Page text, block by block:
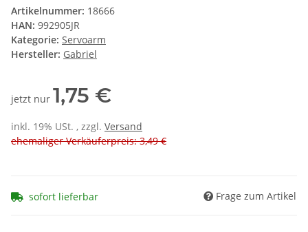
Artikelnummer: 18666
HAN: 992905JR
Kategorie: Servoarm
Hersteller: Gabriel
jetzt nur 1,75 €
inkl. 19% USt. , zzgl. Versand
ehemaliger Verkäuferpreis: 3,49 €
sofort lieferbar Frage zum Artikel